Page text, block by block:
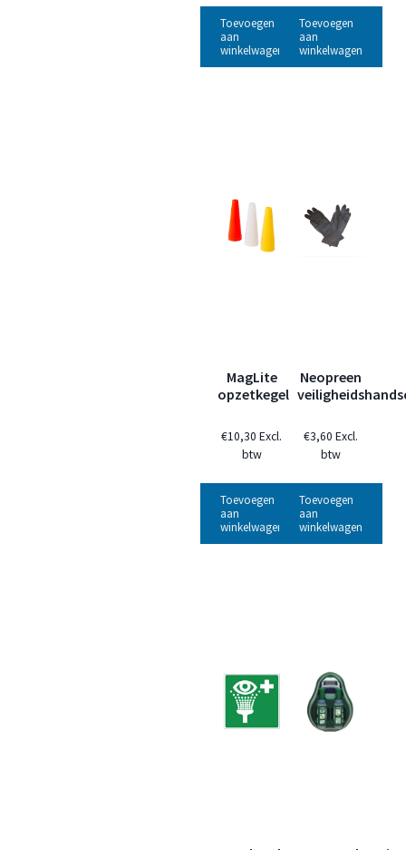
Toevoegen
aan
winkelwagen
Toevoegen
aan
winkelwagen
MagLite
opzetkegel
€10,30 Excl.
btw
Toevoegen
aan
winkelwagen
Neopreen
€3,60 Excl.
btw
Toevoegen
aan
winkelwagen